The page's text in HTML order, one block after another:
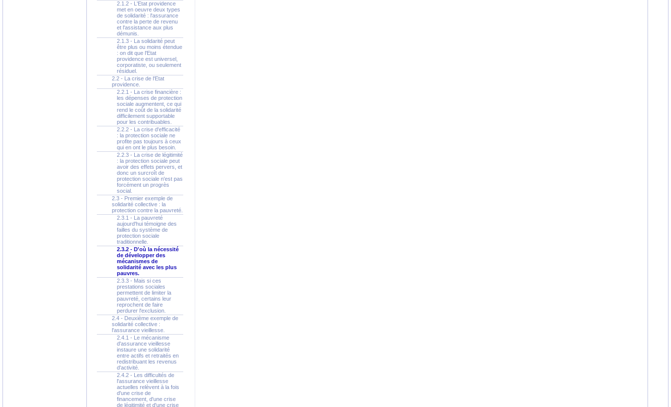
2.1.2 - L'Etat providence
met en oeuvre deux types
de solidarité : l'assurance
contre la perte de revenu
et l'assistance aux plus
démunis.
2.1.3 - La solidarité peut
être plus ou moins étendue
: on dit que l'Etat
providence est universel,
corporatiste, ou seulement
résiduel.
2.2 - La crise de l'Etat
providence.
2.2.1 - La crise financière :
les dépenses de protection
sociale augmentent, ce qui
rend le coût de la solidarité
difficilement supportable
pour les contribuables.
2.2.2 - La crise d'efficacité
: la protection sociale ne
profite pas toujours à ceux
qui en ont le plus besoin.
2.2.3 - La crise de légitimité
: la protection sociale peut
avoir des effets pervers, et
donc un surcroît de
protection sociale n'est pas
forcément un progrès
social.
2.3 - Premier exemple de
solidarité collective : la
protection contre la pauvreté.
2.3.1 - La pauvreté
aujourd'hui témoigne des
failles du système de
protection sociale
traditionnelle.
2.3.2 - D'où la nécessité
de développer des
mécanismes de
solidarité avec les plus
pauvres.
2.3.3 - Mais si ces
prestations sociales
permettent de limiter la
pauvreté, certains leur
reprochent de faire
perdurer l'exclusion.
2.4 - Deuxième exemple de
solidarité collective :
l'assurance vieillesse.
2.4.1 - Le mécanisme
d'assurance vieillesse
instaure une solidarité
entre actifs et retraités en
redistribuant les revenus
d'activité.
2.4.2 - Les difficultés de
l'assurance vieillesse
actuelles relèvent à la fois
d'une crise de
financement, d'une crise
de légitimité et d'une crise